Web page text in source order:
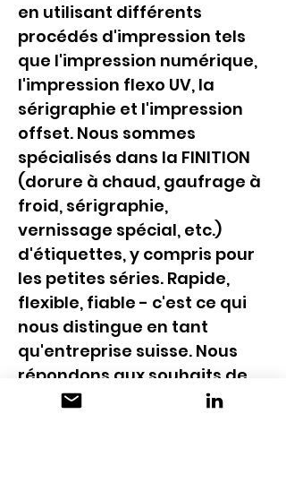
en utilisant différents
procédés d'impression tels
que l'impression numérique,
l'impression flexo UV, la
sérigraphie et l'impression
offset. Nous sommes
spécialisés dans la FINITION
(dorure à chaud, gaufrage à
froid, sérigraphie,
vernissage spécial, etc.)
d'étiquettes, y compris pour
les petites séries. Rapide,
flexible, fiable - c'est ce qui
nous distingue en tant
qu'entreprise suisse. Nous
répondons aux souhaits de
nos clients avec